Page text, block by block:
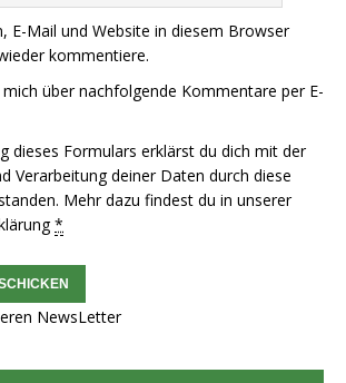
E-Mail und Website in diesem Browser
kommentiere.
über nachfolgende Kommentare per E-
dieses Formulars erklärst du dich mit der
Verarbeitung deiner Daten durch diese
Mehr dazu findest du in unserer
*
NewsLetter